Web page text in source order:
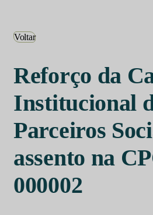
Voltar
Reforço da
Institucional
Parceiros
assento na
000002